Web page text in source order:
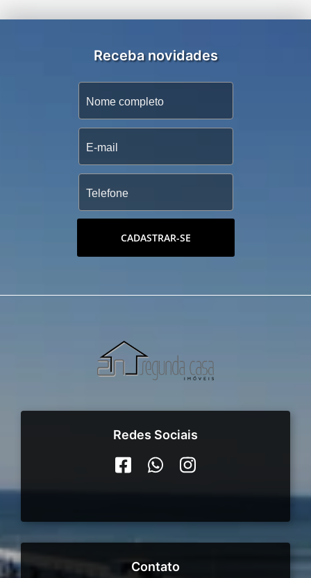
Receba novidades
CADASTRAR-SE
Redes Sociais
Contato